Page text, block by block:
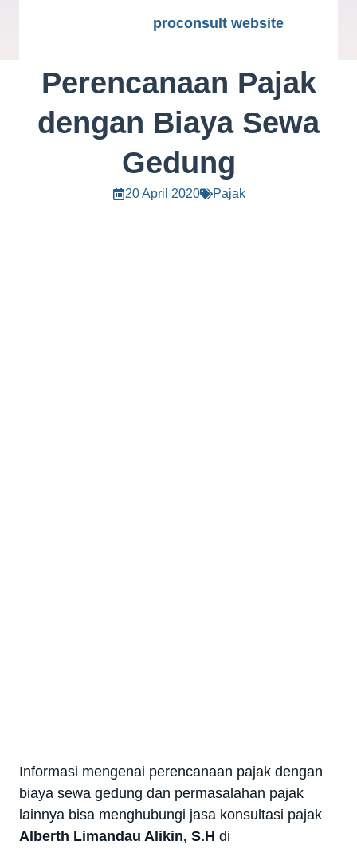
proconsult website
Perencanaan Pajak
dengan Biaya Sewa
Gedung
20 April 2020 Pajak
Informasi mengenai perencanaan pajak dengan
biaya sewa gedung dan permasalahan pajak
lainnya bisa menghubungi jasa konsultasi pajak
Alberth Limandau Alikin, S.H di